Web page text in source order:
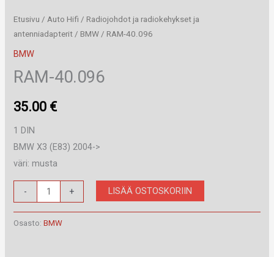
Etusivu / Auto Hifi / Radiojohdot ja radiokehykset ja
antenniadapterit / BMW / RAM-40.096
BMW
RAM-40.096
35.00 €
1 DIN
BMW X3 (E83) 2004->
väri: musta
-
40.096
määrä
+ LISÄÄ OSTOSKORIIN
Osasto:BMW